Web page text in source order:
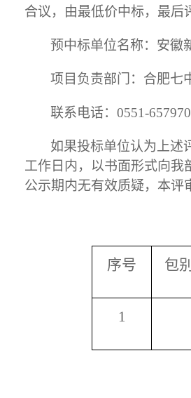
合议， 由最低价中标， 最后
预中标单位名称： 安徽
项目负责部门： 合肥七
联系电话： 0551-657970
如果投标单位认为上述
工作日内，以书面形式向我
公示期内无有效质疑，本评
序号 包别
1